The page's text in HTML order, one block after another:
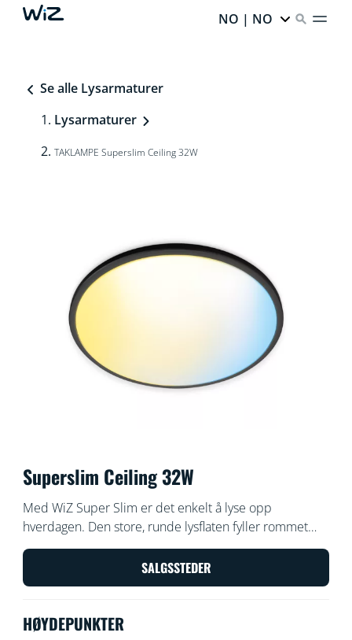
NO | NO
Se alle Lysarmaturer
Lysarmaturer
TAKLAMPE Superslim Ceiling 32W
Superslim Ceiling 32W
Med WiZ Super Slim er det enkelt å lyse opp
hverdagen. Den store, runde lysflaten fyller rommet
med kjølig, blått lys som virker oppkvikkende og gjør
det lettere å konsentrere seg, og den kan dimmes til
en myk og varm lysfarge når du vil slappe av.
SALGSSTEDER
HØYDEPUNKTER